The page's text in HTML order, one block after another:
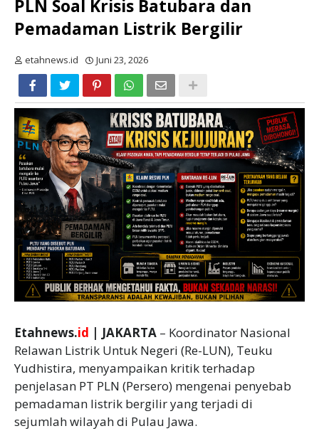
PLN Soal Krisis Batubara dan
Pemadaman Listrik Bergilir
etahnews.id Juni 23, 2026
Etahnews.id | JAKARTA – Koordinator Nasional
Relawan Listrik Untuk Negeri (Re-LUN), Teuku
Yudhistira, menyampaikan kritik terhadap
penjelasan PT PLN (Persero) mengenai penyebab
pemadaman listrik bergilir yang terjadi di
sejumlah wilayah di Pulau Jawa.